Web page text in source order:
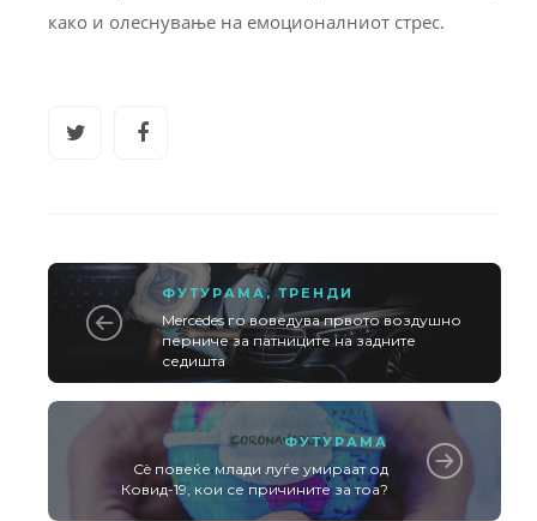
како и олеснување на емоционалниот стрес.
ФУТУРАМА,ТРЕНДИ
Mercedes го воведува првото воздушно
перниче за патниците на задните
седишта
ФУТУРАМА
Сè повеќе млади луѓе умираат од
Ковид-19, кои се причините за тоа?